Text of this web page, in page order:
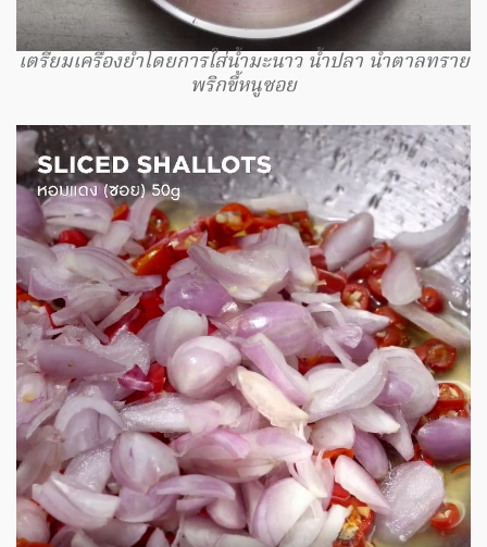
เตรียมเครื่องยำโดยการใส่น้ำมะนาว น้ำปลา น้ำตาลทราย
พริกขี้หนูซอย